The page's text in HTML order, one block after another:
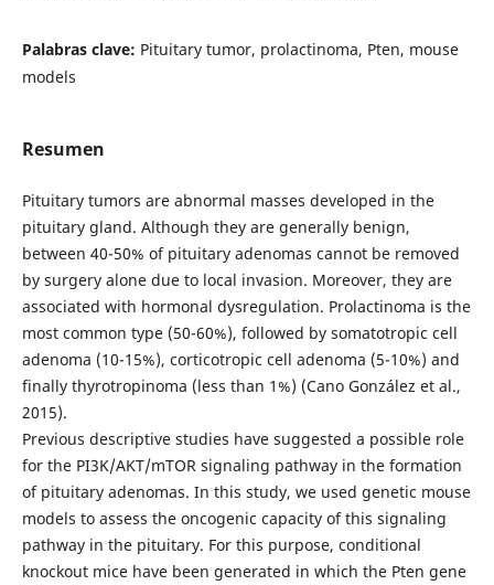
Palabras clave: Pituitary tumor, prolactinoma, Pten, mouse
models
Resumen
Pituitary tumors are abnormal masses developed in the
pituitary gland. Although they are generally benign,
between 40-50% of pituitary adenomas cannot be removed
by surgery alone due to local invasion. Moreover, they are
associated with hormonal dysregulation. Prolactinoma is the
most common type (50-60%), followed by somatotropic cell
adenoma (10-15%), corticotropic cell adenoma (5-10%) and
finally thyrotropinoma (less than 1%) (Cano González et al.,
2015).
Previous descriptive studies have suggested a possible role
for the PI3K/AKT/mTOR signaling pathway in the formation
of pituitary adenomas. In this study, we used genetic mouse
models to assess the oncogenic capacity of this signaling
pathway in the pituitary. For this purpose, conditional
knockout mice have been generated in which the Pten gene